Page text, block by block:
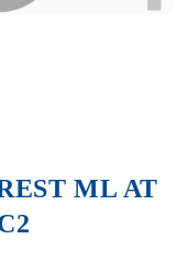
ML AT